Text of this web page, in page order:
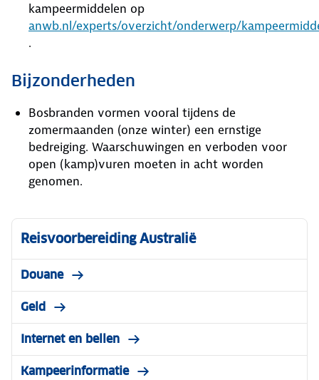
kampeermiddelen op
anwb.nl/experts/overzicht/onderwerp/
.
Bijzonderheden
Bosbranden vormen vooral tijdens de
zomermaanden (onze winter) een ernstige
bedreiging. Waarschuwingen en verboden voor
open (kamp)vuren moeten in acht worden
genomen.
Reisvoorbereiding Australië
Douane
Geld
Internet en bellen
Kampeerinformatie